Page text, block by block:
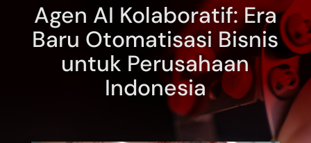
Agen AI Kolaboratif: Era
Baru Otomatisasi Bisnis
untuk Perusahaan
Indonesia